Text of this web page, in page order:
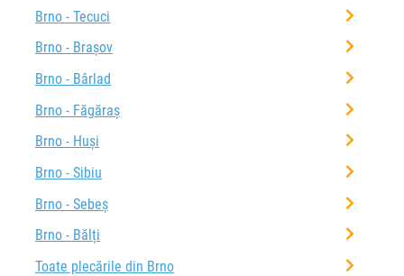
Brno - Tecuci
Brno - Brașov
Brno - Bârlad
Brno - Făgăraș
Brno - Huși
Brno - Sibiu
Brno - Sebeș
Brno - Bălți
Toate plecările din Brno